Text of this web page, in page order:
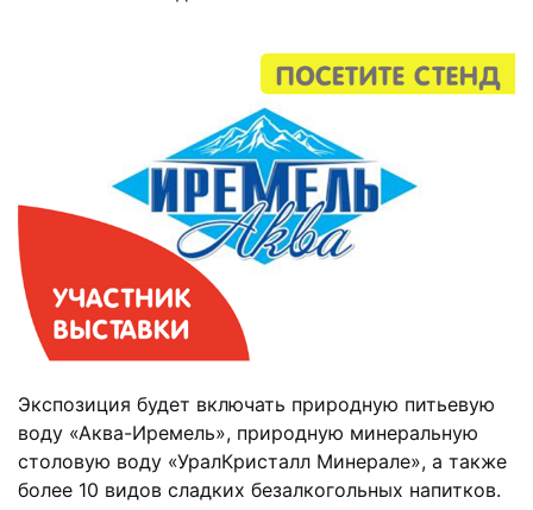
Экспозиция будет включать природную питьевую
воду «Аква-Иремель», природную минеральную
столовую воду «УралКристалл Минерале», а также
более 10 видов сладких безалкогольных напитков.